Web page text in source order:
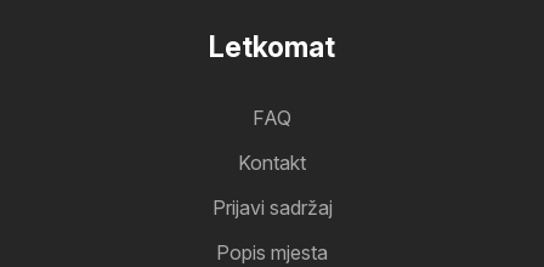
Letkomat
FAQ
Kontakt
Prijavi sadržaj
Popis mjesta